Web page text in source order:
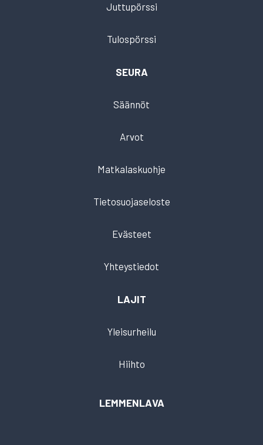
Juttupörssi
Tulospörssi
SEURA
Säännöt
Arvot
Matkalaskuohje
Tietosuojaseloste
Evästeet
Yhteystiedot
LAJIT
Yleisurheilu
Hiihto
LEMMENLAVA